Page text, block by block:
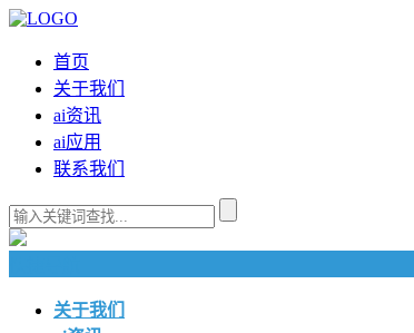
首页
关于我们
ai资讯
ai应用
联系我们
关于我们